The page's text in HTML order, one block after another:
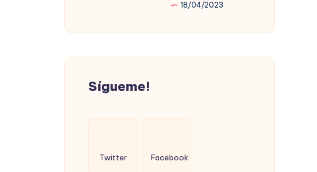
(CON
ÉXITO)
18/04/2023
Sígueme!
Twitter Facebook